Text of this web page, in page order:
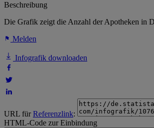
Beschreibung
Die Grafik zeigt die Anzahl der Apotheken in
Melden
Infografik downloaden
URL fürReferenzlink:
HTML-Code zur Einbindung